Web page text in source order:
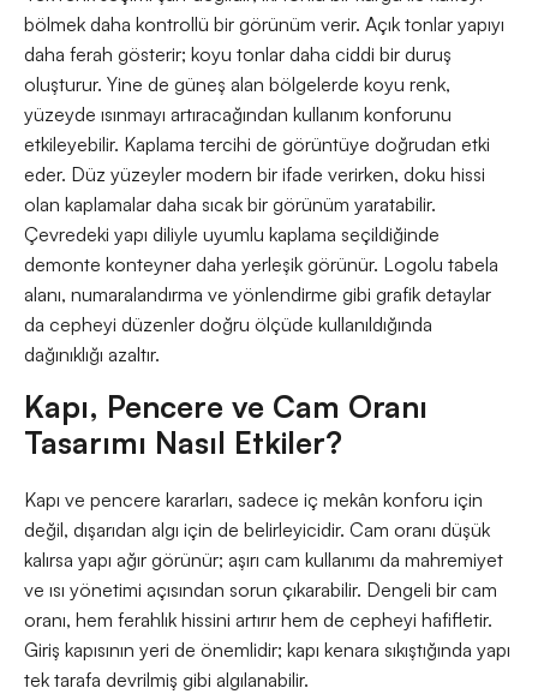
bölmek daha kontrollü bir görünüm verir. Açık tonlar yapıyı
daha ferah gösterir; koyu tonlar daha ciddi bir duruş
oluşturur. Yine de güneş alan bölgelerde koyu renk,
yüzeyde ısınmayı artıracağından kullanım konforunu
etkileyebilir. Kaplama tercihi de görüntüye doğrudan etki
eder. Düz yüzeyler modern bir ifade verirken, doku hissi
olan kaplamalar daha sıcak bir görünüm yaratabilir.
Çevredeki yapı diliyle uyumlu kaplama seçildiğinde
demonte konteyner daha yerleşik görünür. Logolu tabela
alanı, numaralandırma ve yönlendirme gibi grafik detaylar
da cepheyi düzenler doğru ölçüde kullanıldığında
dağınıklığı azaltır.
Kapı, Pencere ve Cam Oranı
Tasarımı Nasıl Etkiler?
Kapı ve pencere kararları, sadece iç mekân konforu için
değil, dışarıdan algı için de belirleyicidir. Cam oranı düşük
kalırsa yapı ağır görünür; aşırı cam kullanımı da mahremiyet
ve ısı yönetimi açısından sorun çıkarabilir. Dengeli bir cam
oranı, hem ferahlık hissini artırır hem de cepheyi hafifletir.
Giriş kapısının yeri de önemlidir; kapı kenara sıkıştığında yapı
tek tarafa devrilmiş gibi algılanabilir.